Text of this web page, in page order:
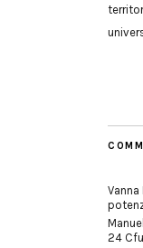
Vanna
24